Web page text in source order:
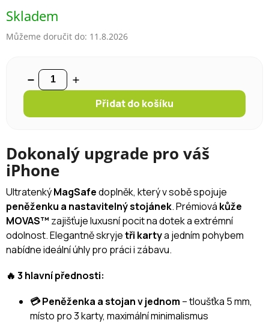
Skladem
Můžeme doručit do: 11.8.2026
Přidat do košíku
Dokonalý upgrade pro váš
iPhone
UltratenkýMagSafedoplněk, který v sobě spojuje
peněženku a nastavitelný stojánek. Prémiová kůže
MOVAS™ zajišťuje luxusní pocit na dotek a extrémní
odolnost. Elegantně skryjetři kartya jedním pohybem
nabídne ideální úhly pro práci i zábavu.
🔥 3 hlavní přednosti:
💳 Peněženka a stojan v jednom – tloušťka 5 mm,
místo pro 3 karty, maximální minimalismus